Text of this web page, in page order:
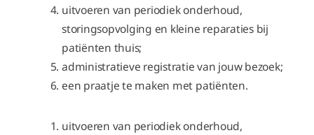
uitvoeren van periodiek onderhoud,
storingsopvolging en kleine reparaties bij
patiënten thuis;
administratieve registratie van jouw bezoek;
een praatje te maken met patiënten.
uitvoeren van periodiek onderhoud,